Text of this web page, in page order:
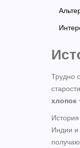
Трудно
хлопок
История
Индии и